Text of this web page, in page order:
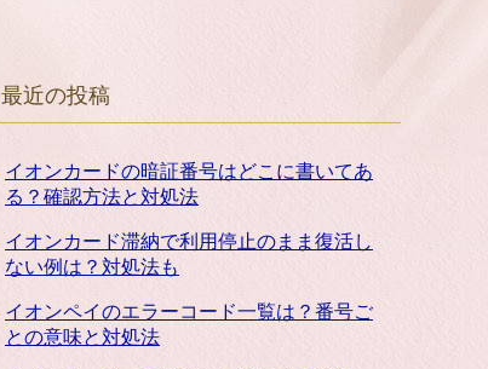
最近の投稿
イオンカードの暗証番号はどこに書いてあ
る？確認方法と対処法
イオンカード滞納で利用停止のまま復活し
ない例は？対処法も
イオンペイのエラーコード一覧は？番号ご
との意味と対処法